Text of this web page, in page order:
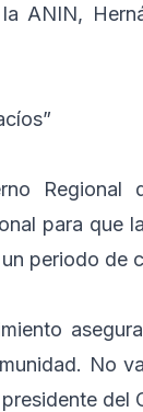
ANIN,
Regional
para que
periodo de
No
del